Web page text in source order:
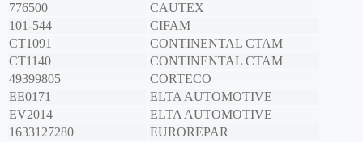
776500
CAUTEX
101-544
CIFAM
CT1091
CONTINENTAL CTAM
CT1140
CONTINENTAL CTAM
49399805
CORTECO
EE0171
ELTA AUTOMOTIVE
EV2014
ELTA AUTOMOTIVE
1633127280
EUROREPAR